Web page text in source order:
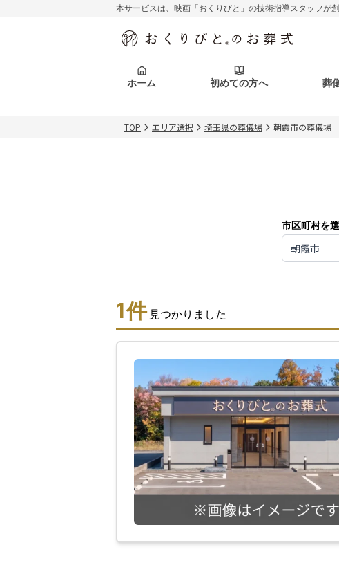
本サービスは、映画「おくりびと」の技術指導スタッフが
ホーム 初めての方へ
初めての方へ 初めての方へ
葬
関東エリア 東京都
お客様の声 ご葬儀事例
葬儀の知識 葬儀の知識
初めての方へ 初めての方へ
会社を知る スタッフ一覧
関東エリア 東京都
北海道エリア 札幌市
お客様の声 ご葬儀事例
葬儀の知識 葬儀の知識
TOP エリア選択 埼玉県の葬儀場 朝霞市の葬儀場
市区町村を
朝霞市
1件 見つかりました